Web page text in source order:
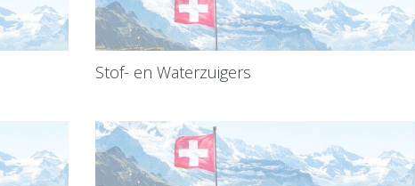
Stof- en Waterzuigers